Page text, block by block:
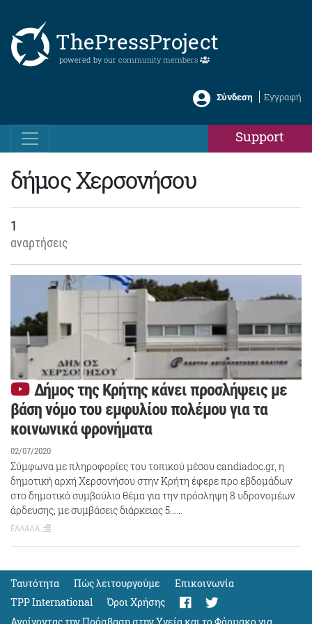
ThePressProject
powered by our community members
Σύνδεση Εγγραφή
Support
δήμος Χερσονήσου
1
αναρτήσεις
Δήμος της Κρήτης κάνει προσλήψεις με
βάση νόμο του εμφυλίου πολέμου για τα
κοινωνικά φρονήματα
02/07/2020
Σύμφωνα με πληροφορίες του τοπικού μέσου candiadoc.gr, η
δημοτική αρχή Χερσονήσου στην Κρήτη έφερε προ εβδομάδων
στο δημοτικό συμβούλιο θέμα για την πρόσληψη 8 υδρονομέων
άρδευσης, με συμβάσεις διάρκειας 5……
ΕΛΛΑΔΑ
Ταυτότητα Πώς λειτουργούμε
Eπικοινωνία
TPP International
Όροι Χρήσης